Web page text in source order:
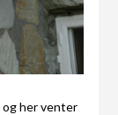
her venter